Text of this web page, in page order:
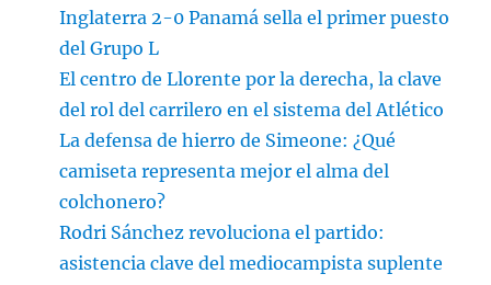
Inglaterra 2-0 Panamá sella el primer puesto
del Grupo L
El centro de Llorente por la derecha, la clave
del rol del carrilero en el sistema del Atlético
La defensa de hierro de Simeone: ¿Qué
camiseta representa mejor el alma del
colchonero?
Rodri Sánchez revoluciona el partido:
asistencia clave del mediocampista suplente